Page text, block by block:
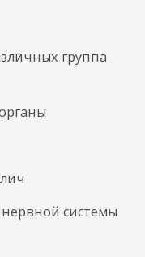
группа
системы